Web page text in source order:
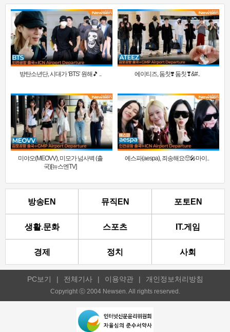
방탄소년단, 시대가 ‘BTS’ 원해🎵 .. 에이티즈, 둠칫❣️ 둠칫❣&#..
미야오(MEOVV), 미모가 넘사벽 (출
국)[뉴스엔TV]
에스파(aespa), 죄송해요🥺🎤마이..
방송EN 뮤직EN 포토EN
생활.문화 스포츠 IT.게임
경제 정치 사회
PC보기 | 전체기사 | 이용약관 | 개인정보처리방침
Copyright ⓒ 2004 Newsen. All rights reserved.